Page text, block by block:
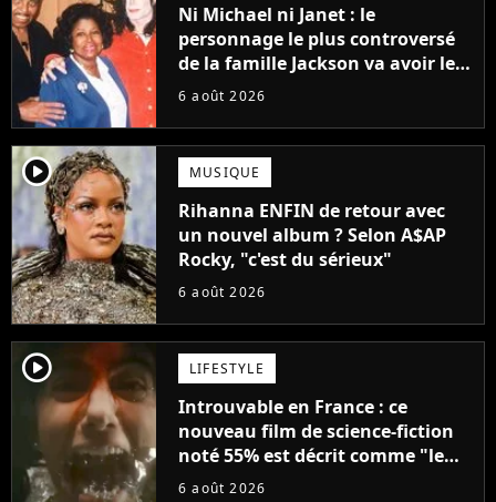
Ni Michael ni Janet : le
personnage le plus controversé
de la famille Jackson va avoir le
droit à sa propre série
6 août 2026
player2 MUSIQUE
Rihanna ENFIN de retour avec
un nouvel album ? Selon A$AP
Rocky, "c'est du sérieux"
6 août 2026
player2 LIFESTYLE
Introuvable en France : ce
nouveau film de science-fiction
noté 55% est décrit comme "le
plus stupide de l'année"
6 août 2026